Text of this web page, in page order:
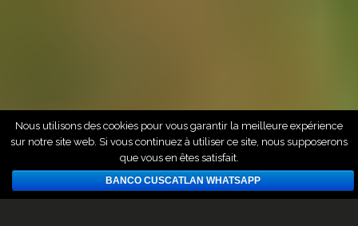
Nous utilisons des cookies pour vous garantir la meilleure expérience
sur notre site web. Si vous continuez à utiliser ce site, nous supposerons
que vous en êtes satisfait.
BANCO CUSCATLAN WHATSAPP